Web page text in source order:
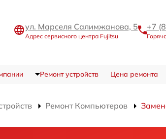
ул. Марселя Салимжанова, 5
Адрес сервисного центра Fujitsu
+7
Ремонт устройств Цена ремонта
Ремонт Компьютеров